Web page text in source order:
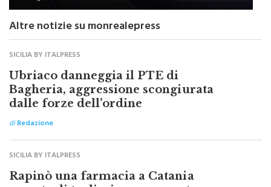
Altre notizie su monrealepress
SICILIA BY ITALPRESS
Ubriaco danneggia il PTE di
Bagheria, aggressione scongiurata
dalle forze dell’ordine
diRedazione
SICILIA BY ITALPRESS
Rapinò una farmacia a Catania
armato di taglierino, un arresto